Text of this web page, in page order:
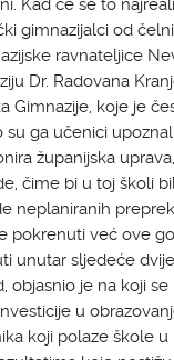
Kad će se to
gimnazijalci od
ravnateljice
Dr. Radovana
Gimnazije, koje je
ga učenici
županijska
čime bi u toj školi
neplaniranih
pokrenuti već ove
unutar sljedeće
objasnio je na koji
u
koji polaze škole